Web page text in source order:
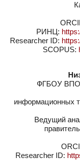
РИНЦ:
Researcher ID:
SCOPUS:
ФГБОУ ВПО
информационных
Ведущий
Researcher ID: